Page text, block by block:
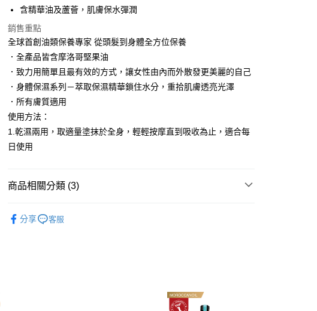
AFTEE先享後付
相關說明
【關於「AFTEE先享後付」】
AFTEE先享後付是「在收到商品之後才付款」的支付方式。 讓您購物簡單
便利好安心！
１．簡單：不需註冊會員、不需綁卡、不需儲值。
３．安心：先確認商品／服務後，再付款。
【「AFTEE先享後付」結帳流程】
１．於結帳方式選擇「AFTEE先享後付」後，將跳轉至「AFTEE先享後
付」結帳頁面，進行簡訊認證並確認金額後，即可完成結帳。
２．訂單成立數日內，您將收到繳費通知簡訊。
絡購買商品的店家。未經商家同意取消之訂單仍視為有效，需透過AFTEE
是否繳費成功／繳費後需取消欲退款等相關疑問，請聯繫「AFTEE先享後
運送方式
付款後全家取貨
每筆NT$100，滿NT$3,000(含以上)免運費
付款後萊爾富取貨
每筆NT$120，滿NT$3,000(含以上)免運費
含精華油及蘆薈，肌膚保水彈潤
銷售重點
全球首創油類保養專家 從頭髮到身體全方位保養
．全產品皆含摩洛哥堅果油
．致力用簡單且最有效的方式，讓女性由內而外散發更美麗的自己
．身體保濕系列－萃取保濕精華鎖住水分，重拾肌膚透亮光澤
．所有膚質適用
使用方法：
1.乾濕兩用，取適量塗抹於全身，輕輕按摩直到吸收為止，適合每
日使用
商品相關分類 (3)
分享 客服